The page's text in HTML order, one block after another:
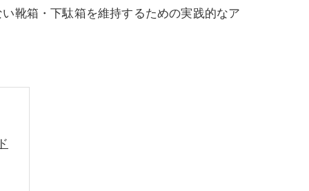
靴箱・下駄箱を維持するための実践的なア